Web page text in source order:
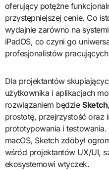
oferujący potężne
przystępniejszej cenie. Co
wydajnie zarówno na
iPadOS, co czyni go
profesjonalistów
Dla projektantów
użytkownika i aplikacjach
rozwiązaniem będzie Sketch
prostotę, przejrzystość oraz
prototypowania i
macOS, Sketch zdobył
wśród projektantów UX/UI,
ekosystemowi wtyczek.